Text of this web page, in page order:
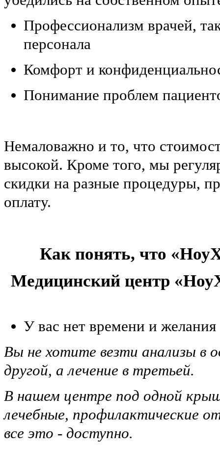
Профессионализм врачей,
персонала
Комфорт и
Понимание проблем
Немаловажно и то, что
высокой. Кроме того, мы
скидки на разные процедуры,
оплату.
Как понять, что
Медицинский центр
У вас нет времени и
Вы не хотите везти анализы в
другой, а лечение в третьей.
В нашем центре под одной
лечебные, профилактические
все это - доступно.